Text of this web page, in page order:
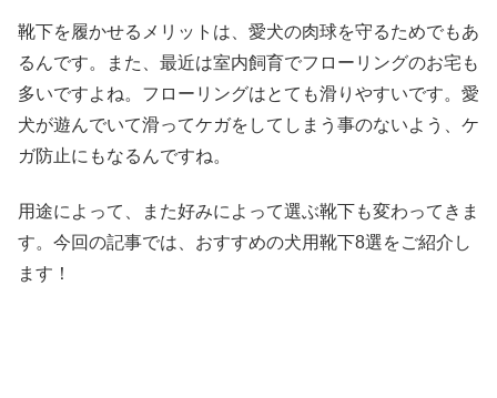
靴下を履かせるメリットは、愛犬の肉球を守るためでもあ
るんです。また、最近は室内飼育でフローリングのお宅も
多いですよね。フローリングはとても滑りやすいです。愛
犬が遊んでいて滑ってケガをしてしまう事のないよう、ケ
ガ防止にもなるんですね。
用途によって、また好みによって選ぶ靴下も変わってきま
す。今回の記事では、おすすめの犬用靴下8選をご紹介し
ます！